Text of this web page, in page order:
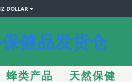
DOLLAR
健品发货仓
蜂类产品 天然保健